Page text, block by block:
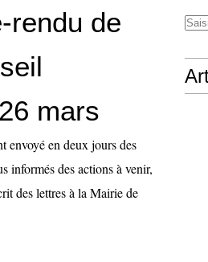
rendu de
mars
envoyé en deux jours des
informés des actions à venir,
des lettres à la Mairie de